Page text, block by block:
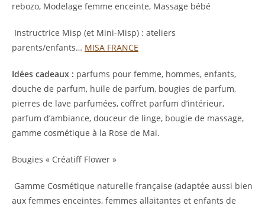
rebozo, Modelage femme enceinte, Massage bébé
Instructrice Misp (et Mini-Misp) : ateliers
parents/enfants… MISA FRANCE
Idées cadeaux : parfums pour femme, hommes, enfants,
douche de parfum, huile de parfum, bougies de parfum,
pierres de lave parfumées, coffret parfum d’intérieur,
parfum d’ambiance, douceur de linge, bougie de massage,
gamme cosmétique à la Rose de Mai.
Bougies « Créatiff Flower »
Gamme Cosmétique naturelle française (adaptée aussi bien
aux femmes enceintes, femmes allaitantes et enfants de